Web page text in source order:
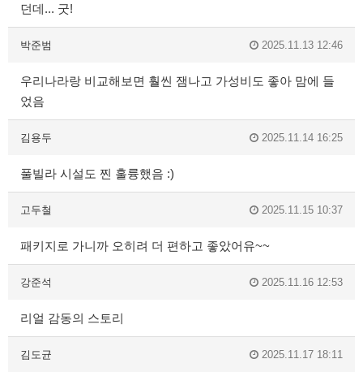
던데... 굿!
박준범 2025.11.13 12:46
우리나라랑 비교해보면 훨씬 잼나고 가성비도 좋아 맘에 들
었음
김용두 2025.11.14 16:25
풀빌라 시설도 찐 훌륭했음 :)
고두철 2025.11.15 10:37
패키지로 가니까 오히려 더 편하고 좋았어유~~
강준석 2025.11.16 12:53
리얼 감동의 스토리
김도균 2025.11.17 18:11